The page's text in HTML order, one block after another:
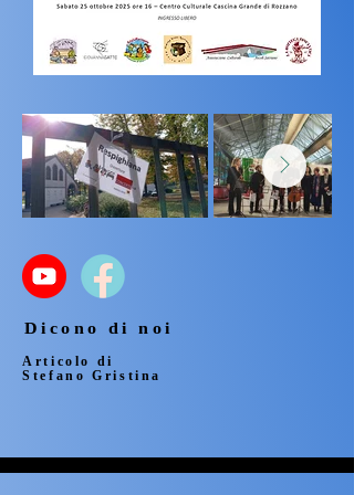
Dicono di noi
Dicono di noi
Articolo di
Stefano Gristina
Articolo di
Stefano Gristina